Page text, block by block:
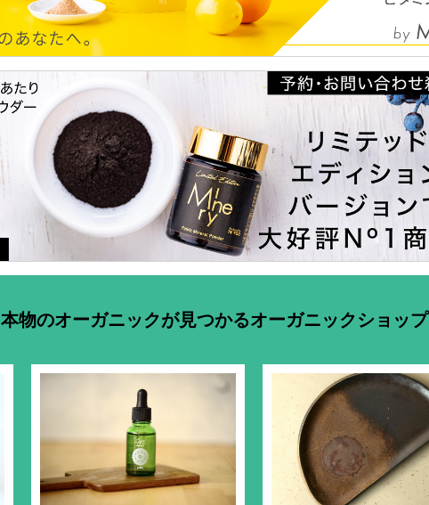
本物のオーガニックが見つかるオーガニックショップ